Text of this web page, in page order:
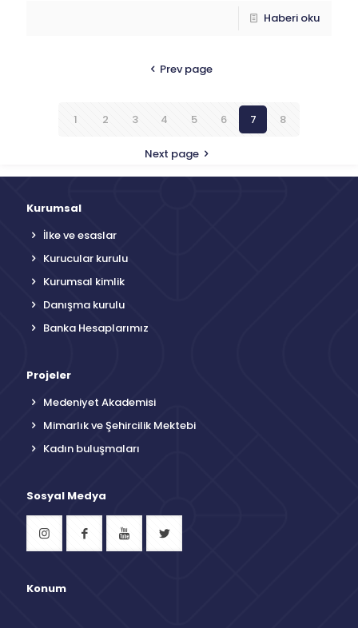
Haberi oku
Prev page
1 2 3 4 5 6 7 8
Next page
Kurumsal
İlke ve esaslar
Kurucular kurulu
Kurumsal kimlik
Danışma kurulu
Banka Hesaplarımız
Projeler
Medeniyet Akademisi
Mimarlık ve Şehircilik Mektebi
Kadın buluşmaları
Sosyal Medya
Konum